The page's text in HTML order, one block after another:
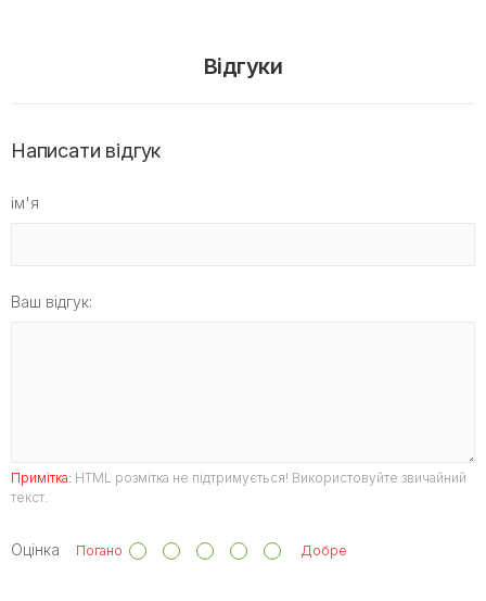
Відгуки
Написати відгук
ім'я
Ваш відгук:
Примітка: HTML розмітка не підтримується! Використовуйте звичайний
текст.
Оцінка Погано Добре